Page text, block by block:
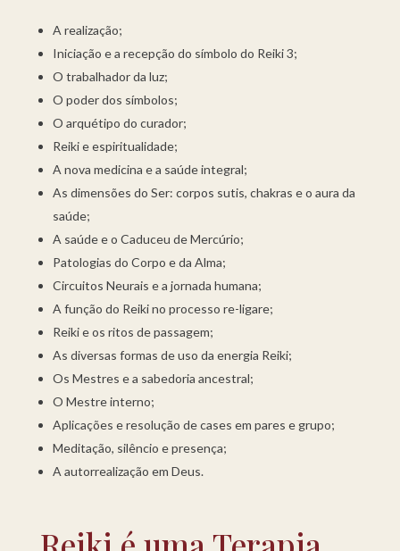
A realização;
Iniciação e a recepção do símbolo do Reiki 3;
O trabalhador da luz;
O poder dos símbolos;
O arquétipo do curador;
Reiki e espiritualidade;
A nova medicina e a saúde integral;
As dimensões do Ser: corpos sutis, chakras e o aura da
saúde;
A saúde e o Caduceu de Mercúrio;
Patologias do Corpo e da Alma;
Circuitos Neurais e a jornada humana;
A função do Reiki no processo re-ligare;
Reiki e os ritos de passagem;
As diversas formas de uso da energia Reiki;
Os Mestres e a sabedoria ancestral;
O Mestre interno;
Aplicações e resolução de cases em pares e grupo;
Meditação, silêncio e presença;
A autorrealização em Deus.